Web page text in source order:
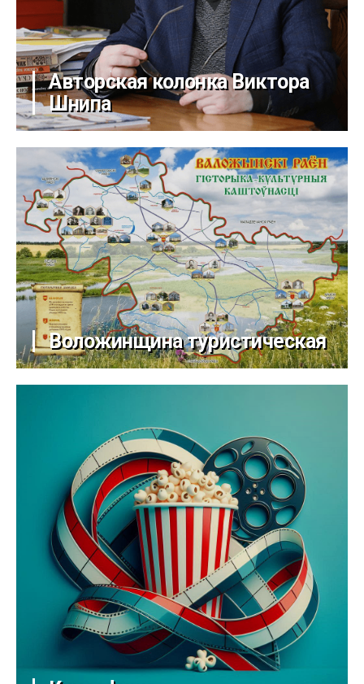
Авторская колонка Виктора
Шнипа
Воложинщина туристическая